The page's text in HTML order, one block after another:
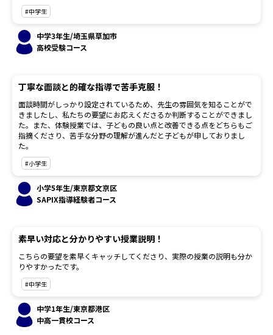
#中学生
中学3年生/埼玉県草加市
高校受験コース
丁寧な面談と的確な指導で苦手克服！
面談時間がしっかり設定されているため、先生の雰囲気を知ることがで
きましたし、私たちの要望にお応えくださるか判断することができまし
た。また、体験授業では、子どもの良い点と改善できる点をどちらもご
指摘くださり、苦手な分野の理解が進んだと子どもが申しておりまし
た。
#小学生
小学5年生/東京都文京区
SAPIX指導経験者コース
素早い対応と分かりやすい授業説明！
こちらの要望を素早くキャッチしてくださり、実際の授業の説明も分か
りやすかったです。
#中学生
中学1年生/東京都港区
中高一貫校コース